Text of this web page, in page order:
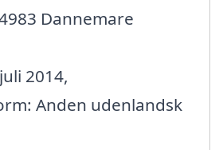
Dannemare
2014,
Anden udenlandsk